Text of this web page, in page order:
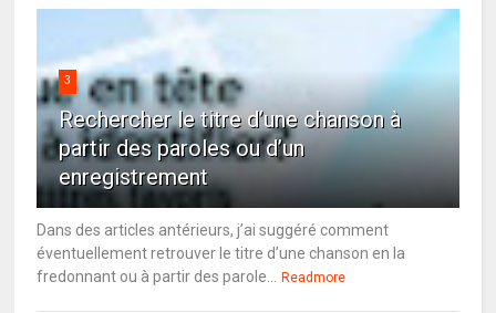
3
Rechercher le titre d’une chanson à
partir des paroles ou d’un
enregistrement
Dans des articles antérieurs, j’ai suggéré comment
éventuellement retrouver le titre d’une chanson en la
fredonnant ou à partir des parole...
Readmore